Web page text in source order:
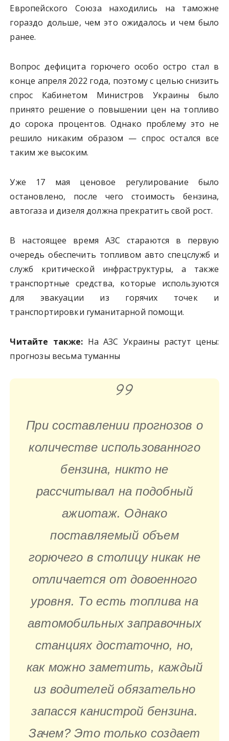
Европейского Союза находились на таможне
гораздо дольше, чем это ожидалось и чем было
ранее.
Вопрос дефицита горючего особо остро стал в
конце апреля 2022 года, поэтому с целью снизить
спрос Кабинетом Министров Украины было
принято решение о повышении цен на топливо
до сорока процентов. Однако проблему это не
решило никаким образом — спрос остался все
таким же высоким.
Уже 17 мая ценовое регулирование было
остановлено, после чего стоимость бензина,
автогаза и дизеля должна прекратить свой рост.
В настоящее время АЗС стараются в первую
очередь обеспечить топливом авто спецслужб и
служб критической инфраструктуры, а также
транспортные средства, которые используются
для эвакуации из горячих точек и
транспортировки гуманитарной помощи.
Читайте также: На АЗС Украины растут цены:
прогнозы весьма туманны
При составлении прогнозов о
количестве использованного
бензина, никто не
рассчитывал на подобный
ажиотаж. Однако
поставляемый объем
горючего в столицу никак не
отличается от довоенного
уровня. То есть топлива на
автомобильных заправочных
станциях достаточно, но,
как можно заметить, каждый
из водителей обязательно
запасся канистрой бензина.
Зачем? Это только создает